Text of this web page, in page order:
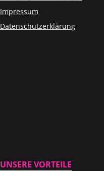
Impressum
Datenschutzerklärung
UNSERE VORTEILE